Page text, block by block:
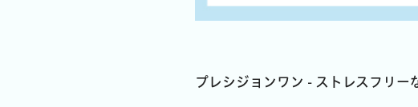
プレシジョンワン - ストレスフリー